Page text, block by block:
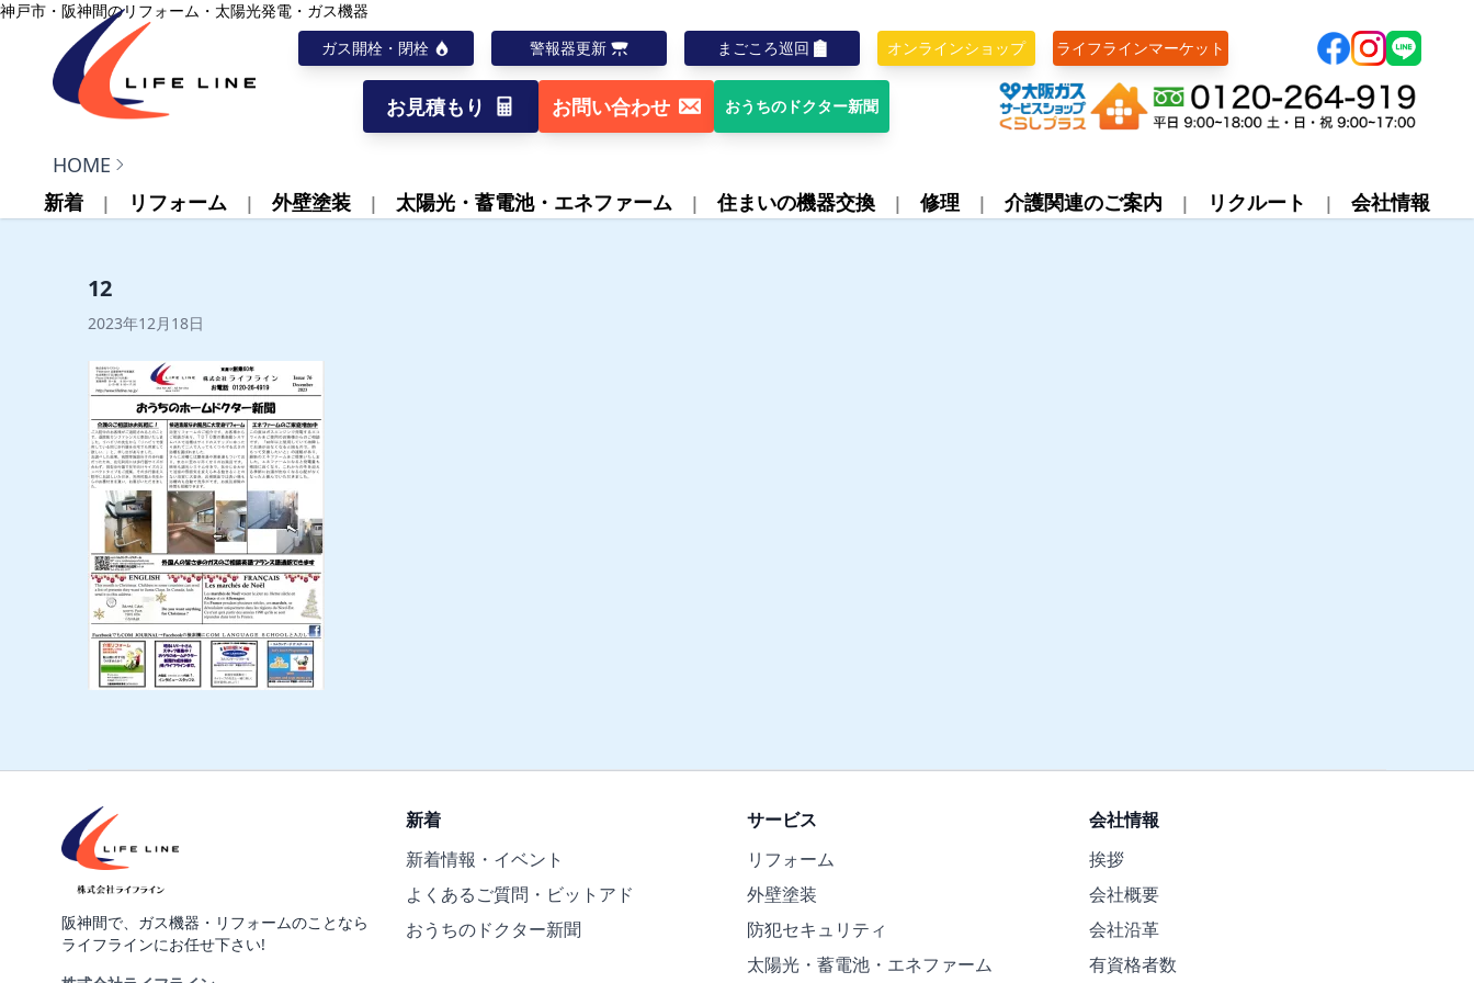
内容をスキップ
神戸市・阪神間のリフォーム・太陽光発電・ガス機器
ガス開栓・閉栓
警報器更新 まごころ巡回 オンラインショップ ライフラインマーケット
株式会社ライフライン お見積もり お問い合わせ おうちのドクター新聞
株式会社ライフライン
HOME
新着
リフォーム 外壁塗装 太陽光・蓄電池・エネファーム 住まいの機器交換 修理 介護関連のご案内 リクルート 会社情報
12
2023年12月18日
阪神間で、ガス機器・リフォームのことなら
ライフラインにお任せ下さい!
新着
新着情報・イベント
よくあるご質問・ビットアド
おうちのドクター新聞
サービス
リフォーム
外壁塗装
防犯セキュリティ
太陽光・蓄電池・エネファーム
会社情報
挨拶
会社概要
会社沿革
有資格者数